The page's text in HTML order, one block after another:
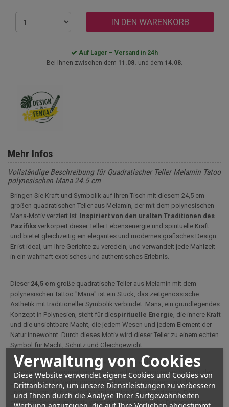
Verwaltung von Cookies
Diese Website verwendet eigene Cookies und Cookies von
Drittanbietern, um unsere Dienstleistungen zu verbessern
und Ihnen durch die Analyse Ihrer Surfgewohnheiten
IN DEN WARENKORB
Auf Lager – Versand in 24h
Bei Ihnen zwischen dem 11.08. und dem 14.08.
Mehr Infos
Vollständige Beschreibung für Quadratischer Teller Melamin Tatoo
polynesischen Mana 24.5 cm
Bringen Sie Kraft und Symbolik auf Ihren Tisch mit diesem 24,5 cm
großen quadratischen Teller aus Melamin, der mit dem polynesischen
Mana-Motiv verziert ist. Inspiriert von den uralten Traditionen des
Pazifiks verkörpert dieser Teller Lebensenergie und spirituelle Kraft
und bietet gleichzeitig ein elegantes und modernes grafisches Design.
Er ist ideal, um Ihre Gerichte zu veredeln, und verwandelt jede Mahlzeit
in ein wahrhaft exotisches und authentisches Erlebnis.
Dieser 24,5 cm große quadratische Teller aus Melamin mit dem
polynesischen Tattoo "Mana" ist ein Stück, das zeitgenössische
Ästhetik mit traditioneller Symbolik verbindet. Mana, ein grundlegendes
Konzept in Polynesien, steht für diespirituelle Energie , die innere Kraft
und die unsichtbare Macht, die jedem Wesen und jedem Element der
Natur innewohnt. Durch dieses Motiv wird dieser Teller zu einem echten
Symbol für Macht, Schutz und Gleichgewicht.
Das Grafikdesign zeigt stilisierte Formen, die von polynesischen
Tätowierungen inspiriert sind, wobei jede Linie und jedes Symbol den
Energiefluss, die Verbindung zwischen der sichtbaren und der
unsichtbaren Welt sowie den spirituellen Schutz andeuten. Das
stilisierte Gesicht im Motiv verstärkt diese mystische Dimension und